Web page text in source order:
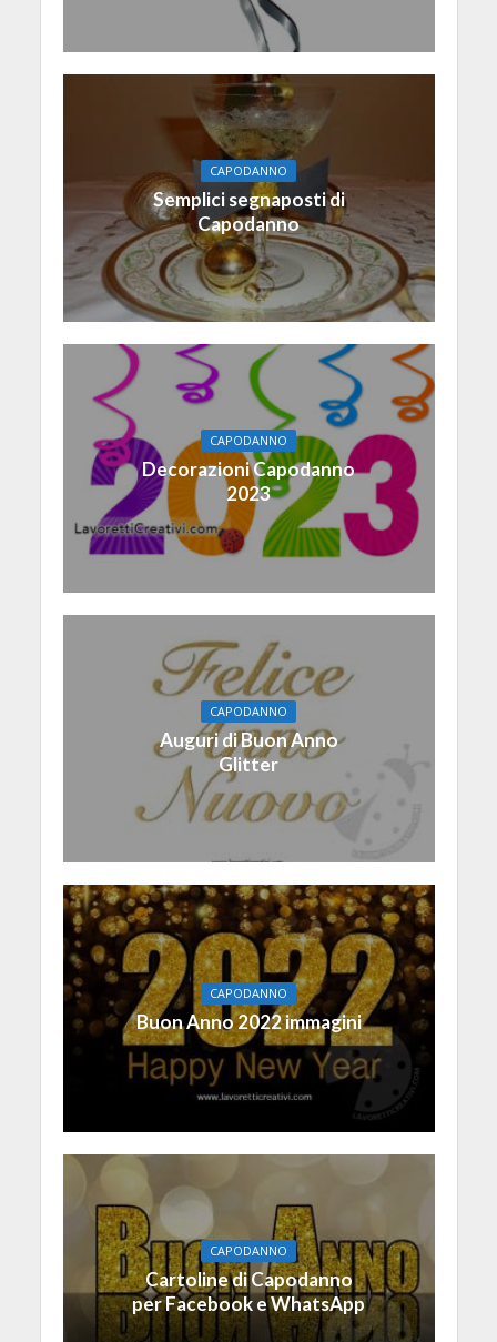
CAPODANNO
Semplici segnaposti di
Capodanno
CAPODANNO
Decorazioni Capodanno
2023
CAPODANNO
Auguri di Buon Anno
Glitter
CAPODANNO
Buon Anno 2022 immagini
CAPODANNO
Cartoline di Capodanno
per Facebook e WhatsApp